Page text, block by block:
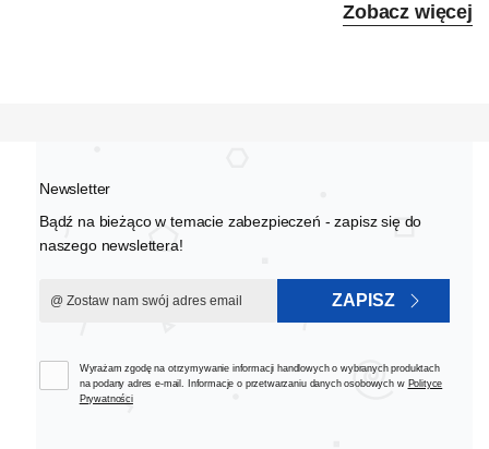
Zobacz więcej
Newsletter
Bądź na bieżąco w temacie zabezpieczeń - zapisz się do
naszego newslettera!
ZAPISZ
Wyrażam zgodę na otrzymywanie informacji handlowych o wybranych produktach
na podany adres e-mail. Informacje o przetwarzaniu danych osobowych w Polityce
Prywatności